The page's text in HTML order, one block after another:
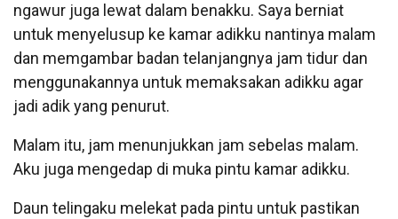
ngawur juga lewat dalam benakku. Saya berniat
untuk menyelusup ke kamar adikku nantinya malam
dan memgambar badan telanjangnya jam tidur dan
menggunakannya untuk memaksakan adikku agar
jadi adik yang penurut.
Malam itu, jam menunjukkan jam sebelas malam.
Aku juga mengedap di muka pintu kamar adikku.
Daun telingaku melekat pada pintu untuk pastikan